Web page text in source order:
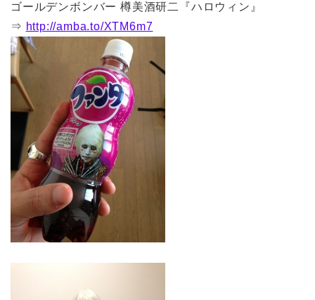
ゴールデンボンバー 樽美酒研二『ハロウィン』
⇒ http://amba.to/XTM6m7